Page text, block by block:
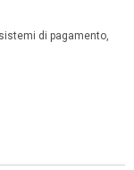
di pagamento,